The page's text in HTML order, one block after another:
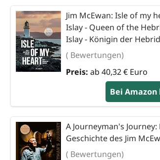
Jim McEwan: Isle of my
Islay - Queen of the
Islay - Königin der
( Bewertungen)
Preis: ab 40,32 € Euro
Bei
A Journeyman's Journey:
Geschichte des Jim
( Bewertungen)